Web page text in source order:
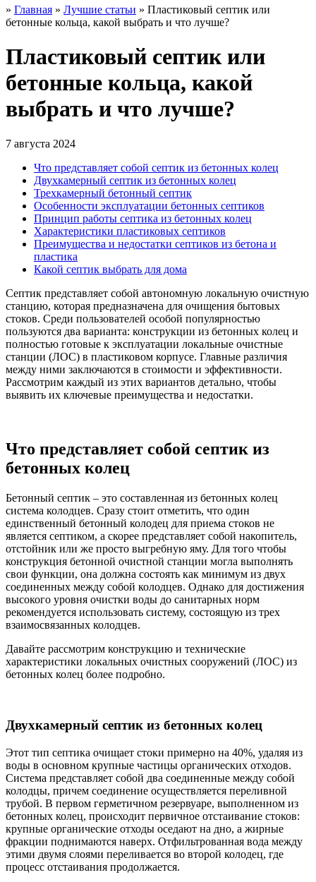
» Главная » Лучшие статьи » Пластиковый септик или
бетонные кольца, какой выбрать и что лучше?
Пластиковый септик или
бетонные кольца, какой
выбрать и что лучше?
7 августа 2024
Что представляет собой септик из бетонных колец
Двухкамерный септик из бетонных колец
Трехкамерный бетонный септик
Особенности эксплуатации бетонных септиков
Принцип работы септика из бетонных колец
Характеристики пластиковых септиков
Преимущества и недостатки септиков из бетона и
пластика
Какой септик выбрать для дома
Септик представляет собой автономную локальную очистную
станцию, которая предназначена для очищения бытовых
стоков. Среди пользователей особой популярностью
пользуются два варианта: конструкции из бетонных колец и
полностью готовые к эксплуатации локальные очистные
станции (ЛОС) в пластиковом корпусе. Главные различия
между ними заключаются в стоимости и эффективности.
Рассмотрим каждый из этих вариантов детально, чтобы
выявить их ключевые преимущества и недостатки.
Что представляет собой септик из
бетонных колец
Бетонный септик – это составленная из бетонных колец
система колодцев. Сразу стоит отметить, что один
единственный бетонный колодец для приема стоков не
является септиком, а скорее представляет собой накопитель,
отстойник или же просто выгребную яму. Для того чтобы
конструкция бетонной очистной станции могла выполнять
свои функции, она должна состоять как минимум из двух
соединенных между собой колодцев. Однако для достижения
высокого уровня очистки воды до санитарных норм
рекомендуется использовать систему, состоящую из трех
взаимосвязанных колодцев.
Давайте рассмотрим конструкцию и технические
характеристики локальных очистных сооружений (ЛОС) из
бетонных колец более подробно.
Двухкамерный септик из бетонных колец
Этот тип септика очищает стоки примерно на 40%, удаляя из
воды в основном крупные частицы органических отходов.
Система представляет собой два соединенные между собой
колодцы, причем соединение осуществляется переливной
трубой. В первом герметичном резервуаре, выполненном из
бетонных колец, происходит первичное отстаивание стоков:
крупные органические отходы оседают на дно, а жирные
фракции поднимаются наверх. Отфильтрованная вода между
этими двумя слоями переливается во второй колодец, где
процесс отстаивания продолжается.